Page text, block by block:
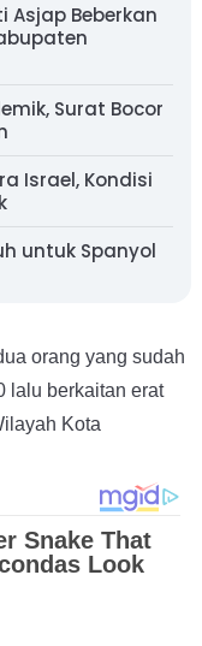
Asjap Beberkan
Surat Bocor
Israel, Kondisi
untuk Spanyol
orang yang sudah
lalu berkaitan erat
Kota